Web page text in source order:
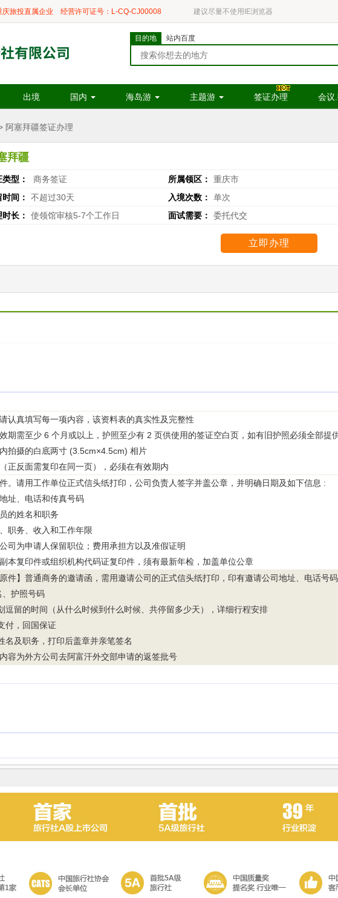
庆旅投直属企业 经营许可证号：L-CQ-CJ00008 建议尽量不使用IE浏览器
目的地 站内百度
出境 国内 海岛游 主题游 签证办理 会议
阿塞拜疆签证办理
拜疆
型： 商务签证 所属领区：
重庆市
间：
不超过30天 入境次数：
单次
长：
使领馆审核5-7个工作日 面试需要： 委托代交
立即办理
认真填写每一项内容，该资料表的真实性及完整性
期需至少 6 个月或以上，护照至少有 2 页供使用的签证空白页，如有旧护照必须全部
拍摄的白底两寸 (3.5cm×4.5cm) 相片
正反面需复印在同一页），必须在有效期内
。请用工作单位正式信头纸打印，公司负责人签字并盖公章，并明确日期及如下信息 :
址、电话和传真号码
的姓名和职务
职务、收入和工作年限
司为申请人保留职位；费用承担方以及准假证明
本复印件或组织机构代码证复印件，须有最新年检，加盖单位公章
件】普通商务的邀请函，需用邀请公司的正式信头纸打印，印有邀请公司地址、电话号
、护照号码
逗留的时间（从什么时候到什么时候、共停留多少天），详细行程安排
付，回国保证
名及职务，打印后盖章并亲笔签名
容为外方公司去阿富汗外交部申请的返签批号